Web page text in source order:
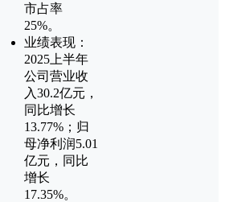
市占率
25%。‌
业绩表现：
2025上半年
公司营业收
入30.2亿元，
同比增长
13.77%；归
母净利润5.01
亿元，同比
增长
17.35%。